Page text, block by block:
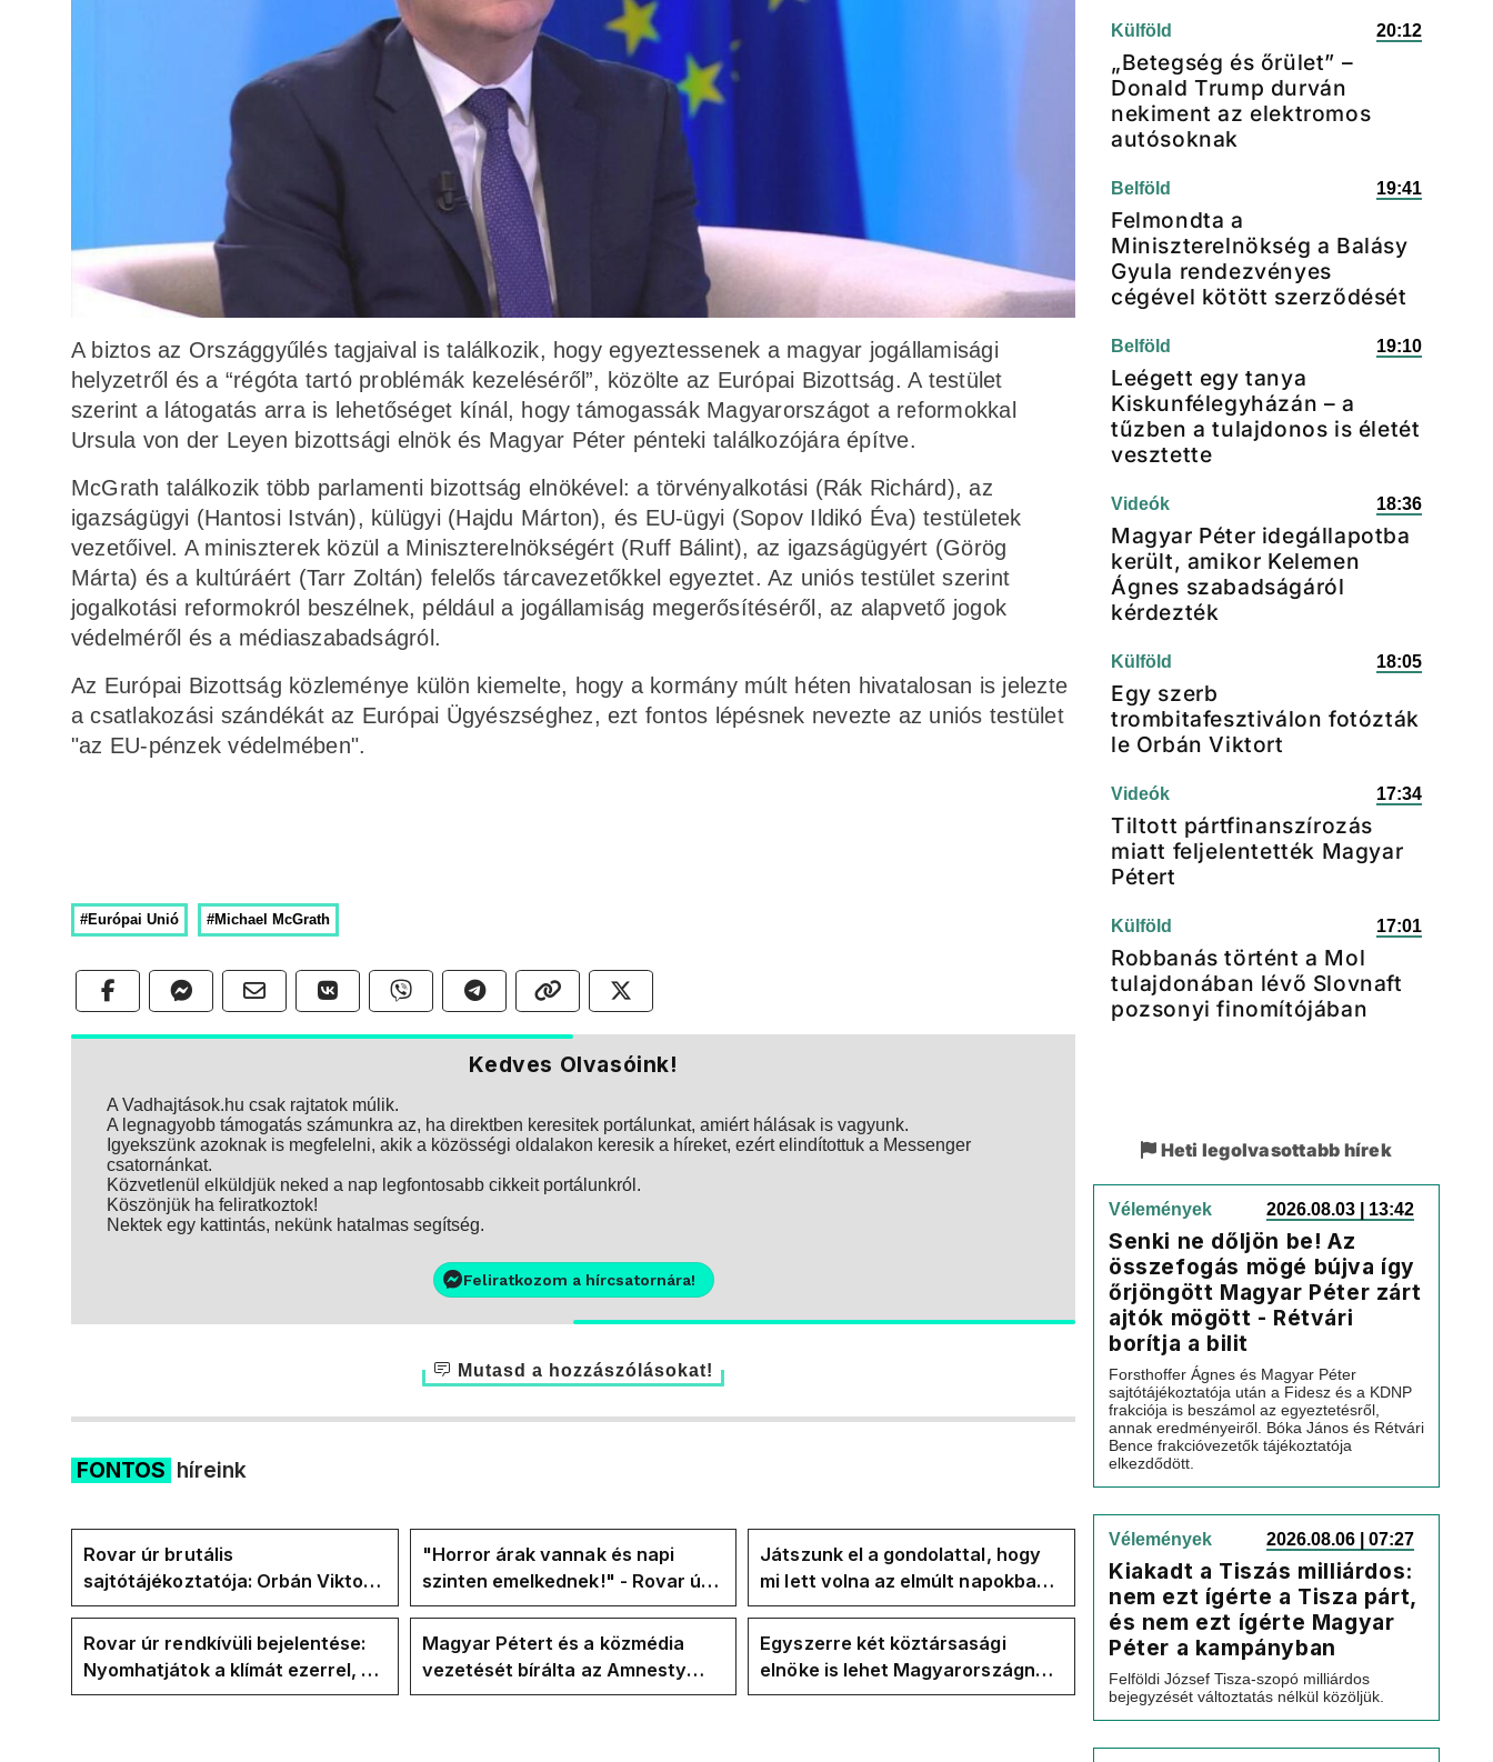
A biztos az Országgyűlés tagjaival is találkozik, hogy egyeztessenek a magyar jogállamisági
helyzetről és a “régóta tartó problémák kezeléséről”, közölte az Európai Bizottság. A testület
szerint a látogatás arra is lehetőséget kínál, hogy támogassák Magyarországot a reformokkal
Ursula von der Leyen bizottsági elnök és Magyar Péter pénteki találkozójára építve.
McGrath találkozik több parlamenti bizottság elnökével: a törvényalkotási (Rák Richárd), az
igazságügyi (Hantosi István), külügyi (Hajdu Márton), és EU-ügyi (Sopov Ildikó Éva) testületek
vezetőivel. A miniszterek közül a Miniszterelnökségért (Ruff Bálint), az igazságügyért (Görög
Márta) és a kultúráért (Tarr Zoltán) felelős tárcavezetőkkel egyeztet. Az uniós testület szerint
jogalkotási reformokról beszélnek, például a jogállamiság megerősítéséről, az alapvető jogok
védelméről és a médiaszabadságról.
Az Európai Bizottság közleménye külön kiemelte, hogy a kormány múlt héten hivatalosan is jelezte
a csatlakozási szándékát az Európai Ügyészséghez, ezt fontos lépésnek nevezte az uniós testület
"az EU-pénzek védelmében".
#Európai Unió #Michael McGrath
Kedves Olvasóink!
A Vadhajtások.hu csak rajtatok múlik.
A legnagyobb támogatás számunkra az, ha direktben keresitek portálunkat, amiért hálásak is vagyunk.
Igyekszünk azoknak is megfelelni, akik a közösségi oldalakon keresik a híreket, ezért elindítottuk a Messenger
csatornánkat.
Közvetlenül elküldjük neked a nap legfontosabb cikkeit portálunkról.
Köszönjük ha feliratkoztok!
Nektek egy kattintás, nekünk hatalmas segítség.
Feliratkozom a hírcsatornára!
Mutasd a hozzászólásokat!
FONTOS híreink
Rovar úr brutális
sajtótájékoztatója: Orbán Viktor
és a Vadhajtások a felelős a
kialakult helyzetért
"Horror árak vannak és napi
szinten emelkednek!" - Rovar úr
Facebook-oldalán lázadnak a
Tiszások
Játszunk el a gondolattal, hogy
mi lett volna az elmúlt napokban
rezsicsökkentés nélkül
Rovar úr rendkívüli bejelentése:
Nyomhatjátok a klímát ezerrel, a
hűtőket letekerhetitek, vége az
Magyar Pétert és a közmédia
vezetését bírálta az Amnesty
International a Klubrádióban
Egyszerre két köztársasági
elnöke is lehet Magyarországnak
jövő hétre
Külföld 20:12
„Betegség és őrület” –
Donald Trump durván
nekiment az elektromos
autósoknak
Belföld 19:41
Felmondta a
Miniszterelnökség a Balásy
Gyula rendezvényes
cégével kötött szerződését
Belföld 19:10
Leégett egy tanya
Kiskunfélegyházán – a
tűzben a tulajdonos is életét
vesztette
Videók 18:36
Magyar Péter idegállapotba
került, amikor Kelemen
Ágnes szabadságáról
kérdezték
Külföld 18:05
Egy szerb
trombitafesztiválon fotózták
le Orbán Viktort
Videók 17:34
Tiltott pártfinanszírozás
miatt feljelentették Magyar
Pétert
Külföld 17:01
Robbanás történt a Mol
tulajdonában lévő Slovnaft
pozsonyi finomítójában
Heti legolvasottabb hírek
Vélemények 2026.08.03 | 13:42
Senki ne dőljön be! Az
összefogás mögé bújva így
őrjöngött Magyar Péter zárt
ajtók mögött - Rétvári
borítja a bilit
Forsthoffer Ágnes és Magyar Péter
sajtótájékoztatója után a Fidesz és a KDNP
frakciója is beszámol az egyeztetésről,
annak eredményeiről. Bóka János és Rétvári
Bence frakcióvezetők tájékoztatója
elkezdődött.
Vélemények 2026.08.06 | 07:27
Kiakadt a Tiszás milliárdos:
nem ezt ígérte a Tisza párt,
és nem ezt ígérte Magyar
Péter a kampányban
Felföldi József Tisza-szopó milliárdos
bejegyzését változtatás nélkül közöljük.